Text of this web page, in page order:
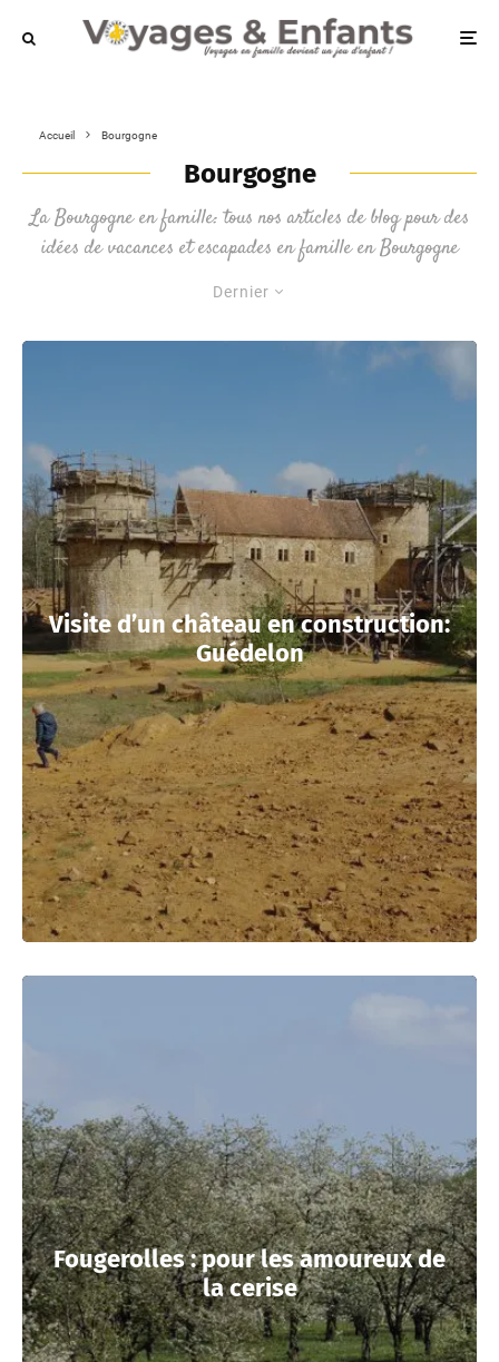
Accueil Bourgogne
Bourgogne
La Bourgogne en famille: tous nos articles de blog pour des
idées de vacances et escapades en famille en Bourgogne
Dernier
Visite d’un château en construction:
Guédelon
Fougerolles : pour les amoureux de
la cerise